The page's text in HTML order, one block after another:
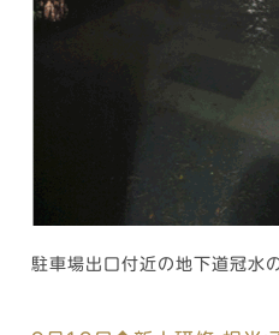
駐車場出口付近の地下道冠水